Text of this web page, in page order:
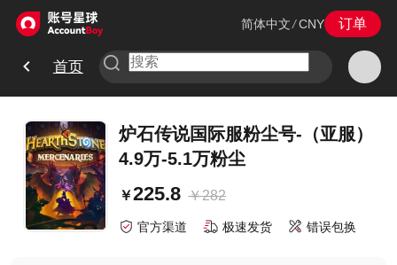
简体中文 /CNY 订单
首页
炉石传说国际服粉尘号-（亚服）
4.9万-5.1万粉尘
￥225.8 ￥282
官方渠道 极速发货 错误包换